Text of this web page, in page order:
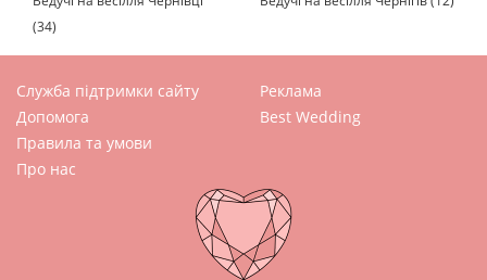
(34)
Служба підтримки сайту
Допомога
Правила та умови
Про нас
Реклама
Best Wedding